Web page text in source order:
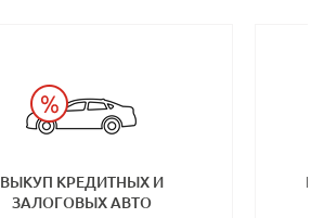
ВЫКУП КРЕДИТНЫХ И
ЗАЛОГОВЫХ АВТО